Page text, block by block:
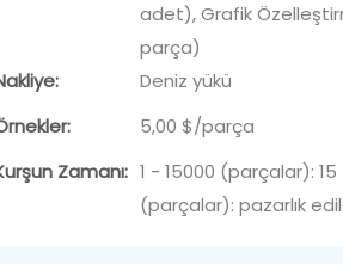
adet), Grafik
parça)
Deniz yükü
5,00 $/parça
Zamanı: 1 - 15000 (parçalar):
(parçalar): pazarlık